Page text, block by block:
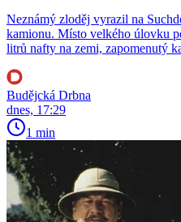
Neznámý zloděj vyrazil na
kamionu. Místo velkého úlovku
litrů nafty na zemi, zapomenutý
Budějcká Drbna
dnes, 17:29
1 min